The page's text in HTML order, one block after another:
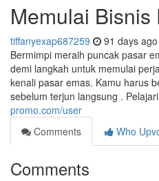
Memulai Bisnis
tiffanyexap687259 91 days ago
Bermimpi meraih puncak pasar
demi langkah untuk memulai
kenali pasar emas. Kamu harus
sebelum terjun langsung . Pelajari
promo.com/user
Comments
Who
Comments